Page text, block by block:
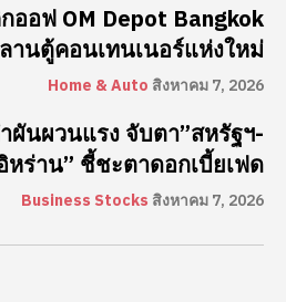
ออฟ OM Depot Bangkok
ลานตู้คอนเทนเนอร์แห่งใหม่
Home & Auto สิงหาคม 7, 2026
ผันผวนแรง จับตา”สหรัฐฯ-
หร่าน” ชี้ชะตาดอกเบี้ยเฟด
Business Stocks สิงหาคม 7, 2026